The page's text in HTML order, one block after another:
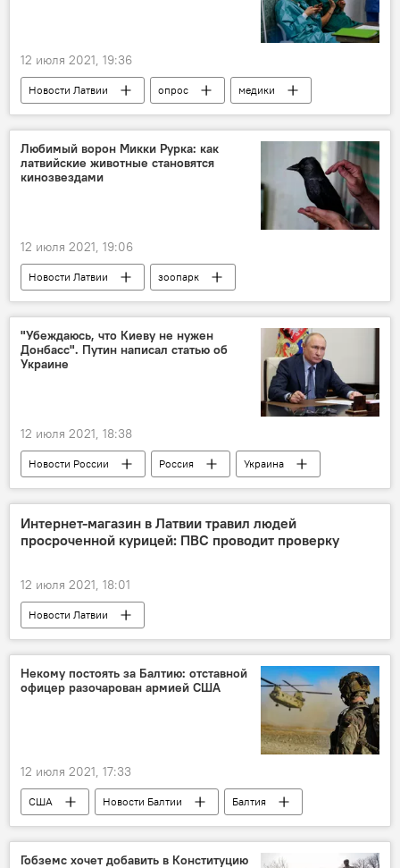
12 июля 2021, 19:36
Новости Латвии опрос
медики
коронавирус
Любимый ворон Микки Рурка: как
латвийские животные становятся
кинозвездами
12 июля 2021, 19:06
Новости Латвии
зоопарк
животные
Кино
"Убеждаюсь, что Киеву не нужен
Донбасс". Путин написал статью об
Украине
12 июля 2021, 18:38
Новости России Россия
Украина
Владимир Путин
президент
Интернет-магазин в Латвии травил людей
просроченной курицей: ПВС проводит проверку
12 июля 2021, 18:01
Новости Латвии
Продовольственно-ветеринарная служба
магазин
Некому постоять за Балтию: отставной
офицер разочарован армией США
12 июля 2021, 17:33
США Новости Балтии
Балтия
оборона
безопасность
Пентагон
страны Балтии
армия
Гобземс хочет добавить в Конституцию